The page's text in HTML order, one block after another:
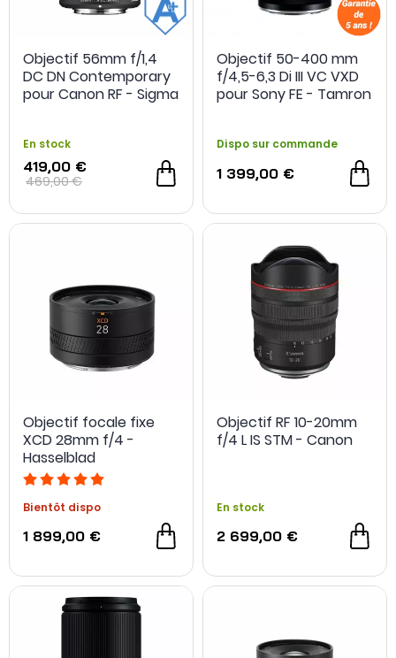
-200€ achat
OCCASION
Objectif 56mm f/1,4
DC DN Contemporary
pour Canon RF - Sigma
En stock
419,00 €
469,00 €
Objectif 50-400 mm
f/4,5-6,3 Di III VC VXD
pour Sony FE - Tamron
Dispo sur commande
1 399,00 €
Objectif focale fixe
XCD 28mm f/4 -
Hasselblad
Bientôt dispo
1 899,00 €
Objectif RF 10-20mm
f/4 L IS STM - Canon
En stock
2 699,00 €